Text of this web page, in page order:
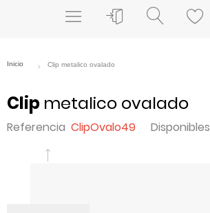
Clip metalico ovalado
Referencia ClipOvalo49 Disponibles